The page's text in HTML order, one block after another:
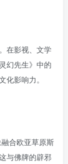
在影视、文学
幻先生》中的
影响力。
融合欧亚草原斯
与佛牌的辟邪